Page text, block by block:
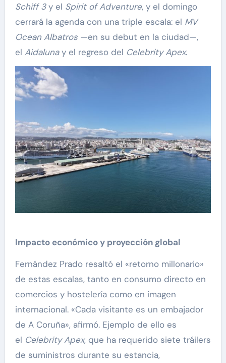
Schiff 3y el Spirit of Adventure, y el domingo
cerrará la agenda con una triple escala: el MV
Ocean Albatros—en su debut en la ciudad—,
el Aidalunay el regreso del Celebrity Apex.
Impacto económico y proyección global
Fernández Prado resaltó el «retorno millonario»
de estas escalas, tanto en consumo directo en
comercios y hostelería como en imagen
internacional. «Cada visitante es un embajador
de A Coruña», afirmó. Ejemplo de ello es
el Celebrity Apex, que ha requerido siete tráilers
de suministros durante su estancia,